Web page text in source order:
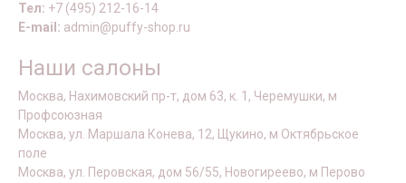
Тел: +7 (495) 212-16-14
E-mail: admin@puffy-shop.ru
Наши салоны
Москва, Нахимовский пр-т, дом 63, к. 1, Черемушки, м
Профсоюзная
Москва, ул. Маршала Конева, 12, Щукино, м Октябрьское
поле
Москва, ул. Перовская, дом 56/55, Новогиреево, м Перово